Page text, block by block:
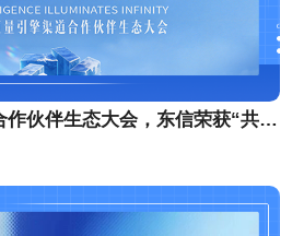
2026巨量引擎渠道合作伙伴生态大会，东信荣获“共擎奖”双项大奖